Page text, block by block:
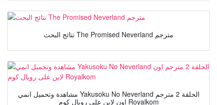
نتائج البحث The Promised Neverland مترجم
مشاهدة وتحميل انمي Yakusoku No Neverland الحلقة 2 مترجم
اون لاين على رويال كوم Royalkom